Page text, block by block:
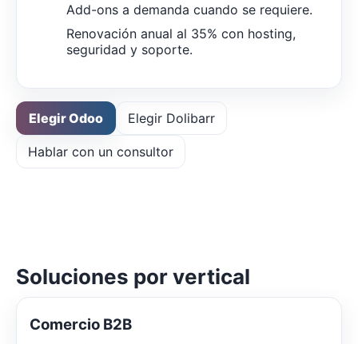
Add-ons a demanda cuando se requiere.
Renovación anual al 35% con hosting,
seguridad y soporte.
Elegir Odoo Elegir Dolibarr
Hablar con un consultor
Soluciones por vertical
Comercio B2B